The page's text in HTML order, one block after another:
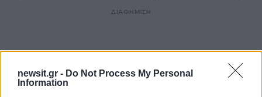
newsit.gr - Do Not Process My Personal
Information
ΔΙΑΦΗΜΙΣΗ